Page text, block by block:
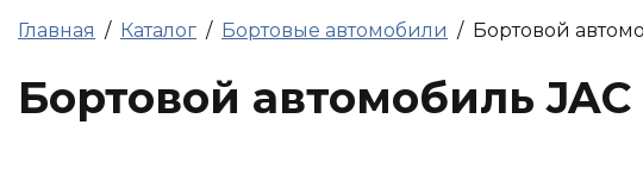
Главная Каталог Бортовые автомобили Бортовой
Бортовой автомобиль JAC